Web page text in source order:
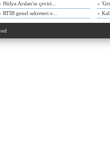
Hülya Arslan'ın çeviri...
RTİB genel sekreteri e...
»
»